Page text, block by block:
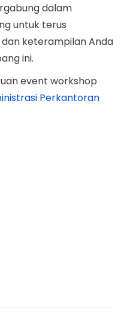
dalam
untuk terus
keterampilan Anda
ini.
event workshop
Perkantoran